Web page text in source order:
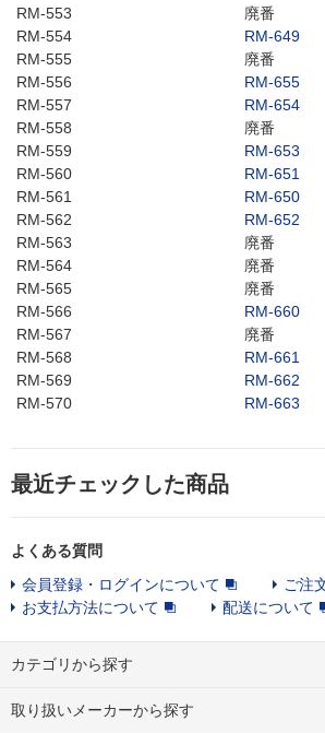
RM-553
廃番
RM-554
RM-649
RM-555
廃番
RM-556
RM-655
RM-557
RM-654
RM-558
廃番
RM-559
RM-653
RM-560
RM-651
RM-561
RM-650
RM-562
RM-652
RM-563
廃番
RM-564
廃番
RM-565
廃番
RM-566
RM-660
RM-567
廃番
RM-568
RM-661
RM-569
RM-662
RM-570
RM-663
最近チェックした商品
よくある質問
会員登録・ログインについて
ご注
お支払方法について
配送について
カテゴリから探す
取り扱いメーカーから探す